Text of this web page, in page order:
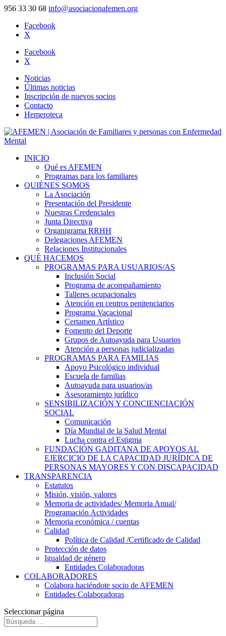
956 33 30 68 info@asociacionafemen.org
Facebook
X
Facebook
X
Noticias
Últimas noticias
Inscripción de nuevos socios
Contacto
Hemeroteca
INICIO
Qué es AFEMEN
Programas para los familiares
QUIÉNES SOMOS
La Asociación
Presentación del Presidente
Nuestras Credenciales
Junta Directiva
Organigrama RRHH
Delegaciones AFEMEN
Relaciones Institucionales
QUÉ HACEMOS
PROGRAMAS PARA USUARIOS/AS
Inclusión Social
Programa de acompañamiento
Talleres ocupacionales
Atención en centros penitenciarios
Programa Vacacional
Certamen Artístico
Fomento del Deporte
Grupos de Autoayuda para Usuarios
Atención a personas judicializadas
PROGRAMAS PARA FAMILIAS
Apoyo Psicológico individual
Escuela de familias
Autoayuda para usuarios/as
Asesoramiento jurídico
SENSIBILIZACIÓN Y CONCIENCIACIÓN
SOCIAL
Comunicación
Día Mundial de la Salud Mental
Lucha contra el Estigma
FUNDACIÓN GADITANA DE APOYOS AL
EJERCICIO DE LA CAPACIDAD JURÍDICA DE
PERSONAS MAYORES Y CON DISCAPACIDAD
TRANSPARENCIA
Estatutos
Misión, visión, valores
Memoria de actividades/ Memoria Anual/
Programación Actividades
Memoria económica / cuentas
Calidad
Política de Calidad /Certificado de Calidad
Protección de datos
Igualdad de género
Entidades Colaboradoras
COLABORADORES
Colabora haciéndote socio de AFEMEN
Entidades Colaboradoras
Seleccionar página